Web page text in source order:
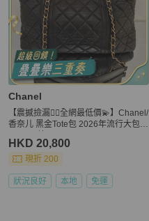
Chanel
【震撼撿漏👍🏻全網最低價💫】Chanel/
香奈儿 黑金Tote包 2026年流行大包 2
HKD 20,800
現折 200
狀況良好 本地 免運